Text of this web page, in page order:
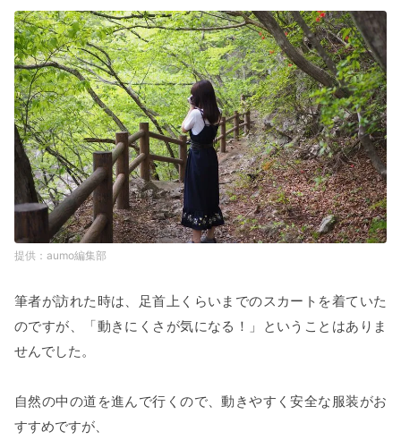
aumo編集部
筆者が訪れた時は、足首上くらいまでのスカートを着ていた
のですが、「動きにくさが気になる！」ということはありま
せんでした。
自然の中の道を進んで行くので、動きやすく安全な服装がお
すすめですが、